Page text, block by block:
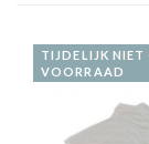
TIJDELIJK NIET
VOORRAAD